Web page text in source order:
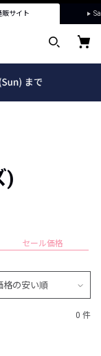
サイト
)
セール価格
格の安い順
0 件